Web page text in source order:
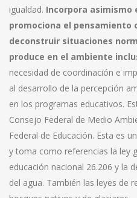
igualdad. Incorpora asimismo
promociona el pensamiento
deconstruir situaciones
produce en el ambiente
necesidad de coordinación e
al desarrollo de la percepción
en los programas educativos.
Consejo Federal de Medio
Federal de Educación. Esta es
y toma como referencias la ley
educación nacional 26.206 y la
del agua. También las leyes de